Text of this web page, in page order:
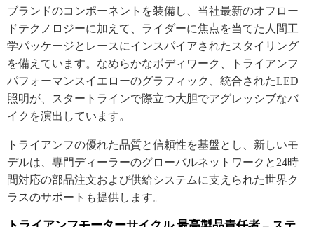
ブランドのコンポーネントを装備し、当社最新のオフロー
ドテクノロジーに加えて、ライダーに焦点を当てた人間工
学パッケージとレースにインスパイアされたスタイリング
を備えています。なめらかなボディワーク、トライアンフ
パフォーマンスイエローのグラフィック、統合されたLED
照明が、スタートラインで際立つ大胆でアグレッシブなバ
イクを演出しています。
トライアンフの優れた品質と信頼性を基盤とし、新しいモ
デルは、専門ディーラーのグローバルネットワークと24時
間対応の部品注文および供給システムに支えられた世界ク
ラスのサポートも提供します。